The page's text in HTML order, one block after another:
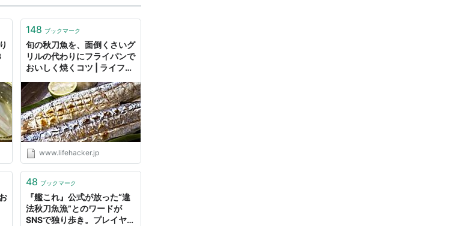
148 ブックマーク
旬の秋刀魚を、面倒くさいグ
リルの代わりにフライパンで
おいしく焼くコツ | ライフハ
www.lifehacker.jp
48 ブックマーク
『艦これ』公式が放った“違
法秋刀魚漁”とのワードが
SNSで独り歩き。プレイヤー